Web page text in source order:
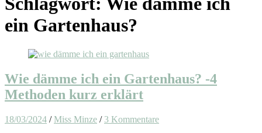
ein Gartenhaus?
Wie dämme ich ein Gartenhaus? -4
Methoden kurz erklärt
18/03/2024 /Miss Minze / 3 Kommentare